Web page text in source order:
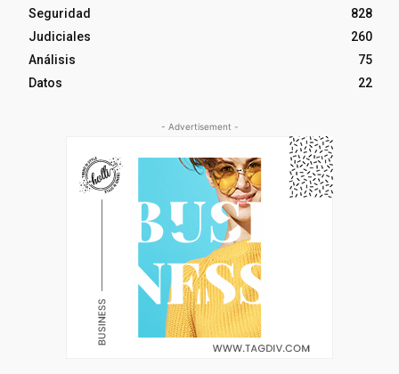
Seguridad
828
Judiciales
260
Análisis
75
Datos
22
- Advertisement -